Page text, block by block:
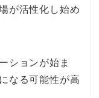
が活性化し始め
ションが始ま
なる可能性が高